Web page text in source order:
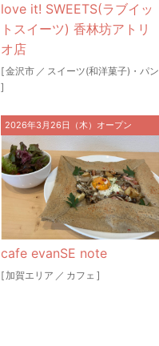
love it! SWEETS(ラブイッ
トスイーツ) 香林坊アトリ
オ店
[金沢市 ／ スイーツ(和洋菓子)・パン
]
2026年3月26日（木）オープン
cafe evanSE note
[ 加賀エリア ／ カフェ ]